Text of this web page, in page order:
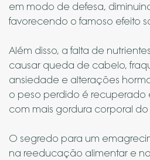
em modo de defesa,
favorecendo o famoso efeito
Além disso, a falta de
causar queda de cabelo,
ansiedade e alterações
o peso perdido é recuperado
com mais gordura corporal
O segredo para um
na reeducação alimentar e